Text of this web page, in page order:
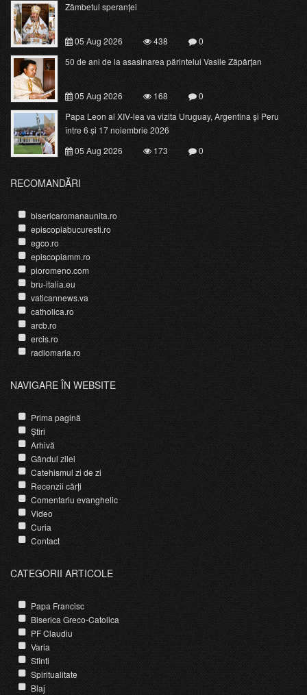
Zâmbetul speranței
05 Aug 2026 438
0
50 de ani de la asasinarea părintelui Vasile Zăpârțan
05 Aug 2026 168
0
Papa Leon al XIV-lea va vizita Uruguay, Argentina și Peru
între 6 și 17 noiembrie 2026
05 Aug 2026
173 0
RECOMANDĂRI
bisericaromanaunita.ro
episcopiabucuresti.ro
egco.ro
episcopiamm.ro
pioromeno.com
bru-italia.eu
vaticannews.va
catholica.ro
arcb.ro
ercis.ro
radiomaria.ro
NAVIGARE ÎN WEBSITE
Prima pagină
Știri
Arhivă
Gândul zilei
Catehismul zi de zi
Recenzii cărți
Comentariu evanghelic
Video
Curia
Contact
CATEGORII ARTICOLE
Papa Francisc
Biserica Greco-Catolica
PF Claudiu
Varia
Sfinti
Spiritualitate
Blaj